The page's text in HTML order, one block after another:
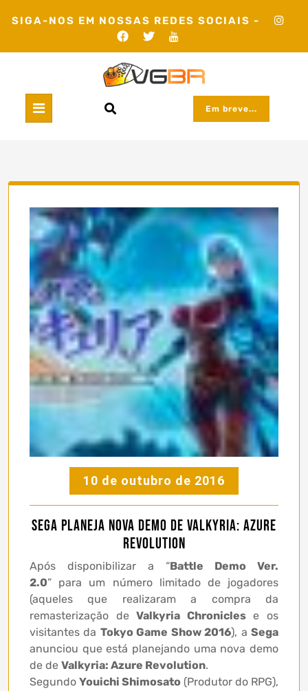
SIGA-NOS EM NOSSAS REDES SOCIAIS -
Em breve...
10 de outubro de 2016
Sega planeja nova demo de Valkyria: Azure
Revolution
Após disponibilizar a “Battle Demo Ver.
2.0” para um número limitado de jogadores
(aqueles que realizaram a compra da
remasterização deValkyria Chroniclese os
visitantes da Tokyo Game Show 2016), aSega
anunciou que está planejando uma nova demo
de de Valkyria: Azure Revolution.
Segundo Youichi Shimosato (Produtor do RPG),